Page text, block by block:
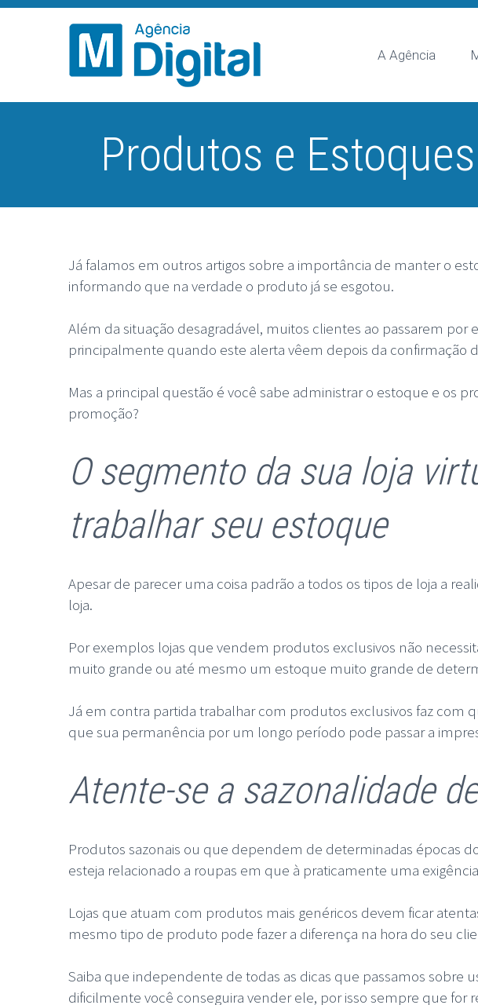
A Agência
Produtos e
Já falamos em outros artigos sobre a importância de manter o
informando que na verdade o produto já se esgotou.
Além da situação desagradável, muitos clientes ao passarem por
principalmente quando este alerta vêem depois da confirmação
Mas a principal questão é você sabe administrar o estoque e os
promoção?
O segmento da sua loja
trabalhar seu estoque
Apesar de parecer uma coisa padrão a todos os tipos de loja a
loja.
Por exemplos lojas que vendem produtos exclusivos não
muito grande ou até mesmo um estoque muito grande de
Já em contra partida trabalhar com produtos exclusivos faz com
que sua permanência por um longo período pode passar a
Atente-se a sazonalidade
Produtos sazonais ou que dependem de determinadas épocas
esteja relacionado a roupas em que à praticamente uma
Lojas que atuam com produtos mais genéricos devem ficar
mesmo tipo de produto pode fazer a diferença na hora do seu
Saiba que independente de todas as dicas que passamos sobre
dificilmente você conseguira vender ele, por isso sempre que